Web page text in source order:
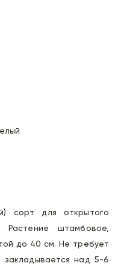
сорт для открытого
Растение штамбовое,
до 40 см. Не требует
закладывается над 5-6